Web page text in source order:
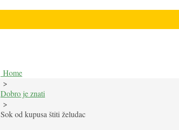
Home
>
Dobro je znati
>
Sok od kupusa štiti želudac